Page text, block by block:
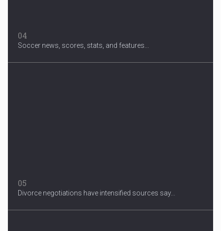
04
Soccer news, scores, stats, and features...
05
Divorce negotiations have intensified sources say...